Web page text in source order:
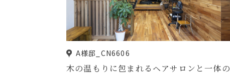
A様邸_CN6606
木の温もりに包まれるヘアサロンと一体の